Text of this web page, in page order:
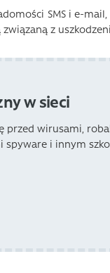
SMS i e-
z
w sieci
przed wirusami,
spyware i innym